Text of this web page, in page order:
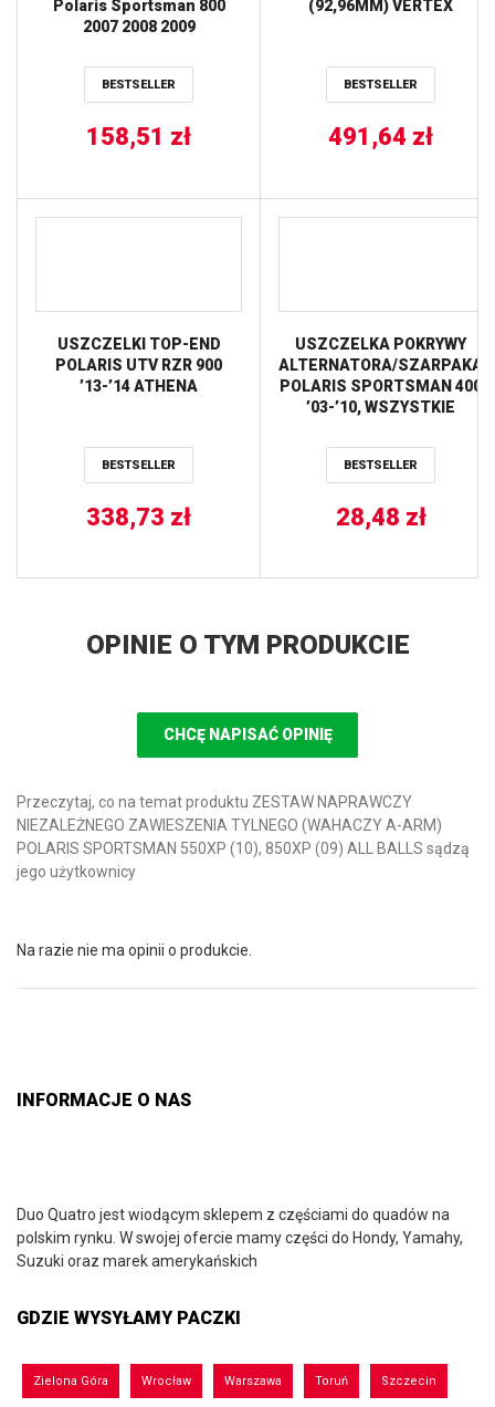
Polaris Sportsman 800
2007 2008 2009
BESTSELLER
158,51 zł
(92,96MM) VERTEX
BESTSELLER
491,64 zł
USZCZELKI TOP-END
POLARIS UTV RZR 900
’13-’14 ATHENA
BESTSELLER
338,73 zł
USZCZELKA POKRYWY
ALTERNATORA/SZARPAKA
POLARIS SPORTSMAN 400
’03-’10, WSZYSTKIE
XPLORER 500 ’97-’18, BIG
BOSS/MAGNUM 500
’06-’18, SCRAMBLER 500
’02-’18, SPORTSMAN 500
BESTSELLER
28,48 zł
OPINIE O TYM PRODUKCIE
CHCĘ NAPISAĆ OPINIĘ
Przeczytaj, co na temat produktu ZESTAW NAPRAWCZY
NIEZALEŻNEGO ZAWIESZENIA TYLNEGO (WAHACZY A-ARM)
POLARIS SPORTSMAN 550XP (10), 850XP (09) ALL BALLS sądzą
jego użytkownicy
Na razie nie ma opinii o produkcie.
INFORMACJE O NAS
Duo Quatro jest wiodącym sklepem z częściami do quadów na
polskim rynku. W swojej ofercie mamy części do Hondy, Yamahy,
Suzuki oraz marek amerykańskich
GDZIE WYSYŁAMY PACZKI
Zielona Góra Wrocław Warszawa Toruń Szczecin